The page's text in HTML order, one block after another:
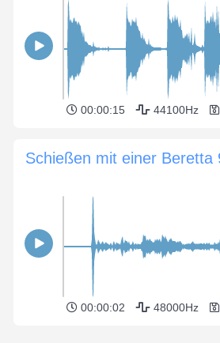
00:00:15 44100Hz
Schießen mit einer Beretta
00:00:02 48000Hz